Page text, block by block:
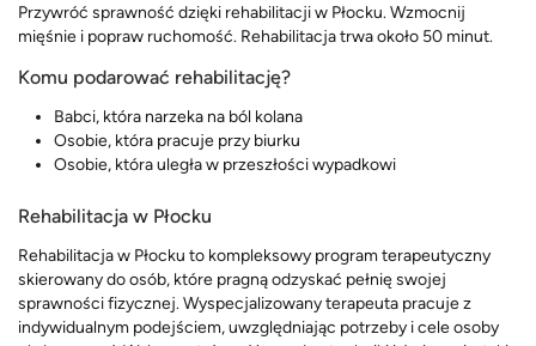
Przywróć sprawność dzięki rehabilitacji w Płocku. Wzmocnij
mięśnie i popraw ruchomość. Rehabilitacja trwa około 50 minut.
Komu podarować rehabilitację?
Babci, która narzeka na ból kolana
Osobie, która pracuje przy biurku
Osobie, która uległa w przeszłości wypadkowi
Rehabilitacja w Płocku
Rehabilitacja w Płocku to kompleksowy program terapeutyczny
skierowany do osób, które pragną odzyskać pełnię swojej
sprawności fizycznej. Wyspecjalizowany terapeuta pracuje z
indywidualnym podejściem, uwzględniając potrzeby i cele osoby